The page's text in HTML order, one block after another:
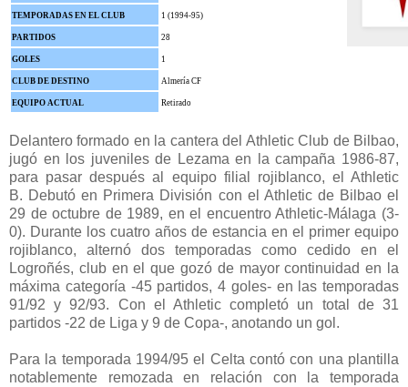
TEMPORADAS EN EL CLUB 1 (1994-95)
PARTIDOS 28
GOLES 1
CLUB DE DESTINO Almería CF
EQUIPO ACTUAL Retirado
Delantero formado en la cantera del Athletic Club de Bilbao,
jugó en los juveniles de Lezama en la campaña 1986-87,
para pasar después al equipo filial rojiblanco, el Athletic
B. Debutó en Primera División con el Athletic de Bilbao el
29 de octubre de 1989, en el encuentro Athletic-Málaga (3-
0). Durante los cuatro años de estancia en el primer equipo
rojiblanco, alternó dos temporadas como cedido en el
Logroñés, club en el que gozó de mayor continuidad en la
máxima categoría -45 partidos, 4 goles- en las temporadas
91/92 y 92/93. Con el Athletic completó un total de 31
partidos -22 de Liga y 9 de Copa-, anotando un gol.
Para la temporada 1994/95 el Celta contó con una plantilla
notablemente remozada en relación con la temporada